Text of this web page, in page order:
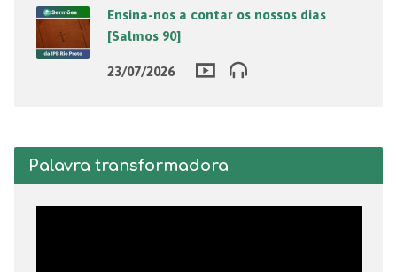
Ensina-nos a contar os nossos dias
[Salmos 90]
23/07/2026
Palavra transformadora